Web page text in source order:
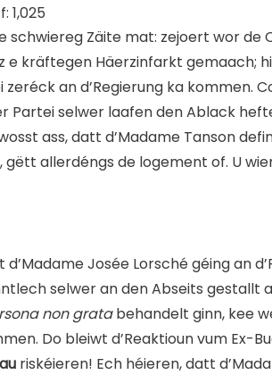
1,025
schwiereg Zäite mat: zejoert wor de
e kräftegen Häerzinfarkt gemaach;
an d’Regierung ka kommen.
Partei selwer laafen den Ablack
ass, datt d’Madame Tanson
gëtt allerdéngs de logement of. U
Josée Lorsché géing an
selwer an den Abseits gestallt
non gratabehandelt ginn, kee
Do bleiwt d’Reaktioun vum Ex-
riskéieren! Ech héieren, datt